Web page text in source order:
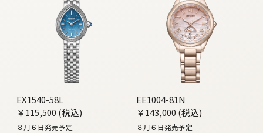
EX1540-58L
￥115,500 (税込)
８月６日発売予定
EE1004-81N
￥143,000 (税込)
８月６日発売予定